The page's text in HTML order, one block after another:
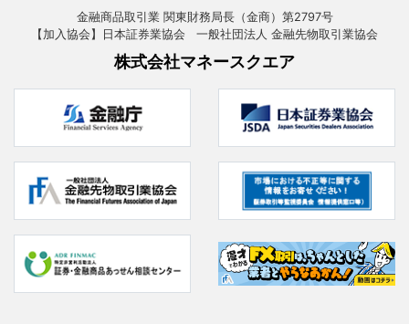
金融商品取引業 関東財務局長（金商）第2797号
【加入協会】日本証券業協会 一般社団法人 金融先物取引業協会
株式会社マネースクエア